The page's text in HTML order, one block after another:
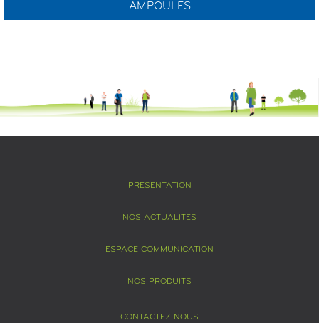
AMPOULES
PRÉSENTATION
NOS ACTUALITÉS
ESPACE COMMUNICATION
NOS PRODUITS
CONTACTEZ NOUS